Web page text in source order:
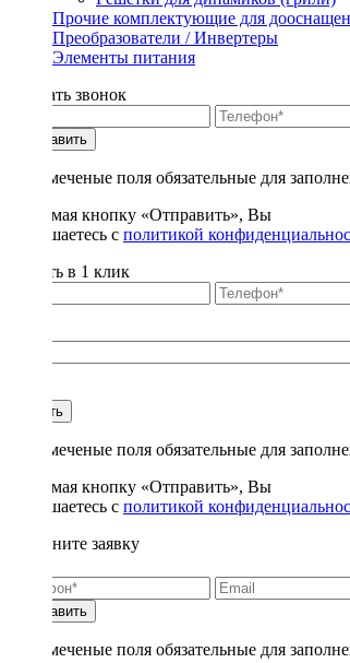
Прочие комплектующие для
Преобразователи / Инвертеры
Элементы питания
Заказать звонок
Отправить
* - отмеченые поля обязательные для
Нажимая кнопку «Отправить», Вы
соглашаетесь с политикой
Купить в 1 клик
Купить
* - отмеченые поля обязательные для
Нажимая кнопку «Отправить», Вы
соглашаетесь с политикой
Заполните заявку
Отправить
* - отмеченые поля обязательные для